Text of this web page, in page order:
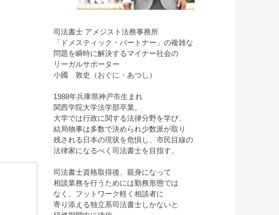
司法書士 アメジスト法務事務所
「ドメスティック・パートナー」の複雑な
問題を瞬時に解決するマイナー社会の
リーガルサポーター
小國 敦史（おぐに・あつし）
1988年兵庫県神戸市生まれ
関西学院大学法学部卒業。
大学では行政に関する法律分野を学び、
結局物事は多数で決められ少数派が取り
残される日本の現状を危惧し、市民目線の
法律家になるべく司法書士を目指す。
司法書士資格取得後、親身になって
相談業務を行うためには勤務形態では
なく、フットワーク軽く相談者に
寄り添える独立系司法書士しかないと